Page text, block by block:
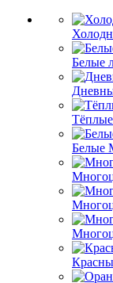
Белые
Белые